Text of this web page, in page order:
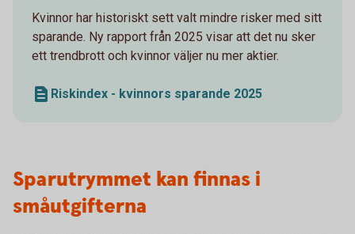
Kvinnor har historiskt sett valt mindre risker med sitt
sparande. Ny rapport från 2025 visar att det nu sker
ett trendbrott och kvinnor väljer nu mer aktier.
Riskindex - kvinnors sparande 2025
Sparutrymmet kan finnas i
småutgifterna